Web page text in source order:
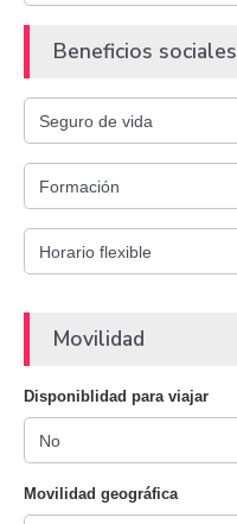
Beneficios sociales
Movilidad
Disponiblidad para viajar
Movilidad geográfica